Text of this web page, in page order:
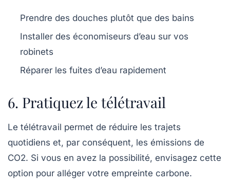
Prendre des douches plutôt que des bains
Installer des économiseurs d’eau sur vos
robinets
Réparer les fuites d’eau rapidement
6. Pratiquez le télétravail
Le télétravail permet de réduire les trajets
quotidiens et, par conséquent, les émissions de
CO2. Si vous en avez la possibilité, envisagez cette
option pour alléger votre empreinte carbone.